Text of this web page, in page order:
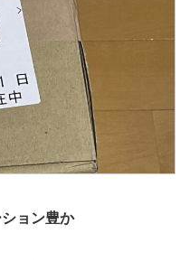
ョン豊か